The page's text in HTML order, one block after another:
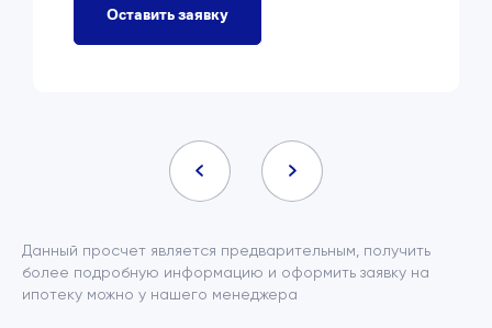
Оставить заявку
Данный просчет является предварительным, получить
более подробную информацию и оформить заявку на
ипотеку можно у нашего менеджера